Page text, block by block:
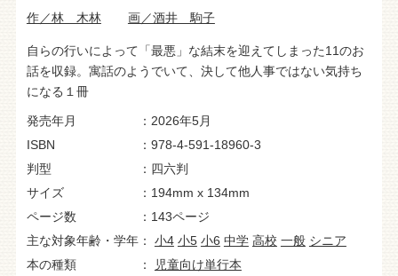
作／林 木林 画／酒井 駒子
自らの行いによって「最悪」な結末を迎えてしまった11のお
話を収録。寓話のようでいて、決して他人事ではない気持ち
になる１冊
発売年月
2026年5月
ISBN
978-4-591-18960-3
判型
四六判
サイズ
194mm x 134mm
ページ数
143ページ
主な対象年齢・学年
小4 小5 小6 中学 高校 一般 シニア
本の種類
児童向け単行本